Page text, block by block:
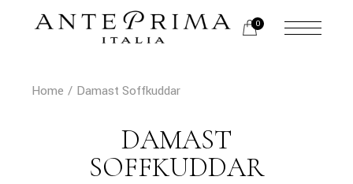
0
Home Damast Soffkuddar
DAMAST
SOFFKUDDAR